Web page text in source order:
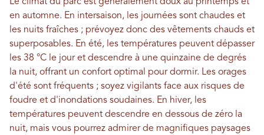
en automne. En intersaison, les journées sont chaudes et
les nuits fraîches ; prévoyez donc des vêtements chauds et
superposables. En été, les températures peuvent dépasser
les 38 °C le jour et descendre à une quinzaine de degrés
la nuit, offrant un confort optimal pour dormir. Les orages
d'été sont fréquents ; soyez vigilants face aux risques de
foudre et d'inondations soudaines. En hiver, les
températures peuvent descendre en dessous de zéro la
nuit, mais vous pourrez admirer de magnifiques paysages